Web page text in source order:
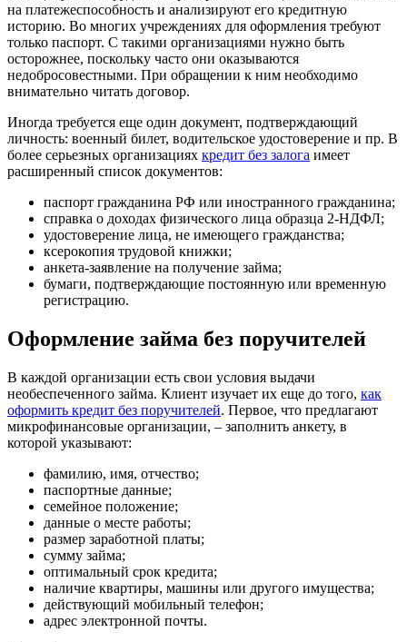
на платежеспособность и анализируют его кредитную
историю. Во многих учреждениях для оформления требуют
только паспорт. С такими организациями нужно быть
осторожнее, поскольку часто они оказываются
недобросовестными. При обращении к ним необходимо
внимательно читать договор.
Иногда требуется еще один документ, подтверждающий
личность: военный билет, водительское удостоверение и пр. В
более серьезных организациях кредит без залога имеет
расширенный список документов:
паспорт гражданина РФ или иностранного гражданина;
справка о доходах физического лица образца 2-НДФЛ;
удостоверение лица, не имеющего гражданства;
ксерокопия трудовой книжки;
анкета-заявление на получение займа;
бумаги, подтверждающие постоянную или временную
регистрацию.
Оформление займа без поручителей
В каждой организации есть свои условия выдачи
необеспеченного займа. Клиент изучает их еще до того, как
оформить кредит без поручителей. Первое, что предлагают
микрофинансовые организации, – заполнить анкету, в
которой указывают:
фамилию, имя, отчество;
паспортные данные;
семейное положение;
данные о месте работы;
размер заработной платы;
сумму займа;
оптимальный срок кредита;
наличие квартиры, машины или другого имущества;
действующий мобильный телефон;
адрес электронной почты.